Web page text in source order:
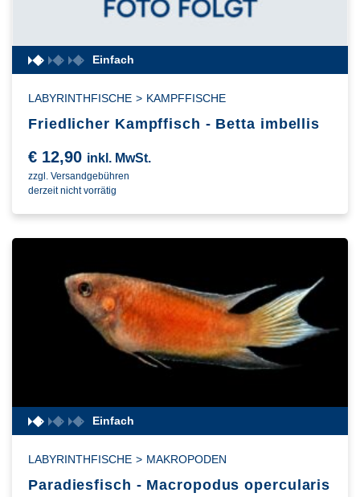
Einfach
LABYRINTHFISCHE > KAMPFFISCHE
Friedlicher Kampffisch - Betta imbellis
€ 12,90 inkl. MwSt.
zzgl. Versandgebühren
derzeit nicht vorrätig
Einfach
LABYRINTHFISCHE > MAKROPODEN
Paradiesfisch - Macropodus opercularis